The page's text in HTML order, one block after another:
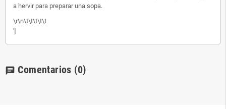
a hervir para preparar una sopa.
\r\n\t\t\t\t\t
']
chat Comentarios (0)